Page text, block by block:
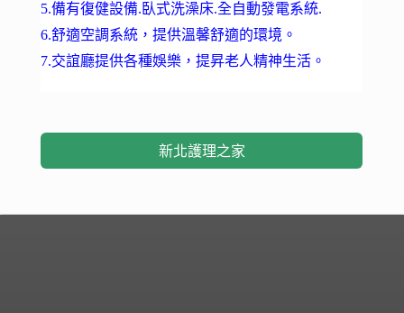
5.備有復健設備.臥式洗澡床.全自動發電系統.
6.舒適空調系統，提供溫馨舒適的環境。
7.交誼廳提供各種娛樂，提昇老人精神生活。
新北護理之家